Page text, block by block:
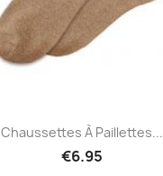
Quick view
Chaussettes À Paillettes...
€6.95